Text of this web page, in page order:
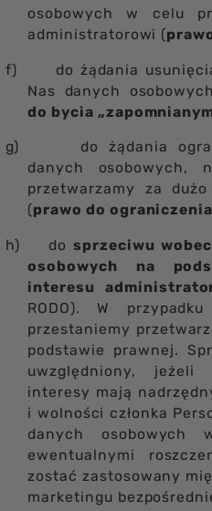
osobowych w celu
administratorowi (
f)
do żądania
Nas danych
do bycia
g)
do żądania
danych osobowych,
przetwarzamy za
(prawo do
h) dosprzeciwu
osobowych na
interesu
RODO). W
przestaniemy
podstawie prawnej.
uwzględniony, jeżeli
interesy mają
i wolności członka
danych osobowych
ewentualnymi
zostać zastosowany
marketingu